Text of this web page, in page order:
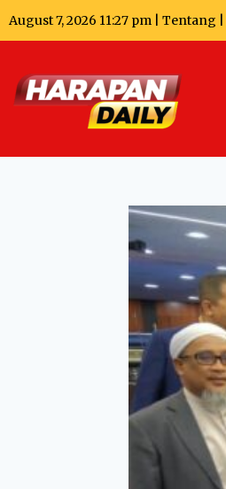
August 7, 2026 11:27 pm | Tentang